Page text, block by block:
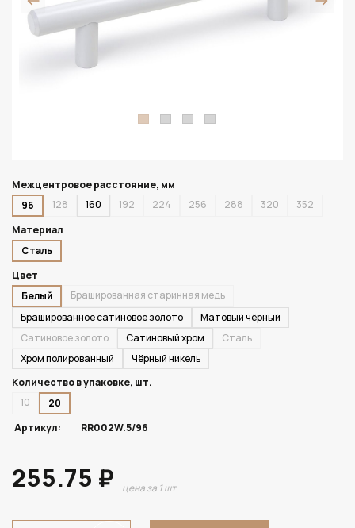
Межцентровое расстояние, мм
96
128 160 192 224 256 288 320
352
Материал
Сталь
Цвет
Белый
Брашированная старинная медь
Брашированное сатиновое золото
Матовый чёрный
Сатиновое золото
Сатиновый хром
Сталь
Хром полированный
Чёрный никель
Количество в упаковке, шт.
10
20
Артикул:
RR002W.5/96
255.75 ₽ цена за 1 шт